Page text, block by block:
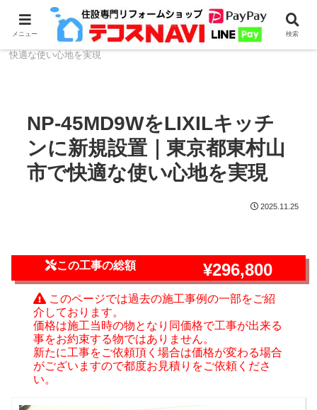
ホーム 食器洗浄機のリフォーム・取付
NP-45シリー
ズ
NP-45MD9WをLIXILキッチンに新規設置｜東京都東村山市で
快適な使い心地を実現
NP-45MD9WをLIXILキッチ
ンに新規設置｜東京都東村山
市で快適な使い心地を実現
2025.11.25
この工事の総額 ¥296,800
このページでは過去の施工事例の一部をご紹
介しております。
価格は施工当時の物となり同価格で工事が出来る
事をお約束する物ではありません。
新たに工事をご依頼頂く場合は価格が変わる場合
がございますので都度お見積りをご依頼くださ
い。
メニュー 検索